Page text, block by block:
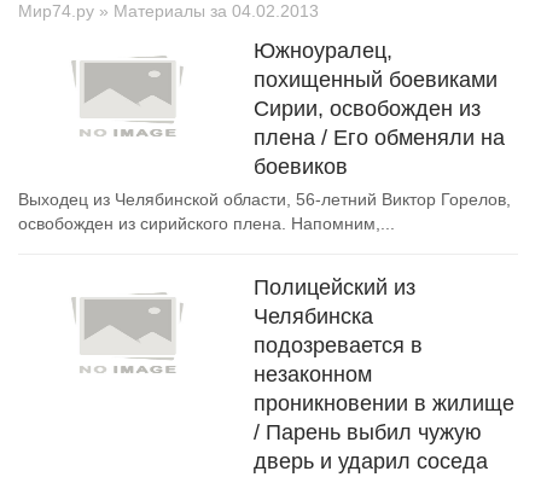
Мир74.ру » Материалы за 04.02.2013
Южноуралец,
похищенный боевиками
Сирии, освобожден из
плена / Его обменяли на
боевиков
Выходец из Челябинской области, 56-летний Виктор Горелов,
освобожден из сирийского плена. Напомним,...
Полицейский из
Челябинска
подозревается в
незаконном
проникновении в жилище
/ Парень выбил чужую
дверь и ударил соседа